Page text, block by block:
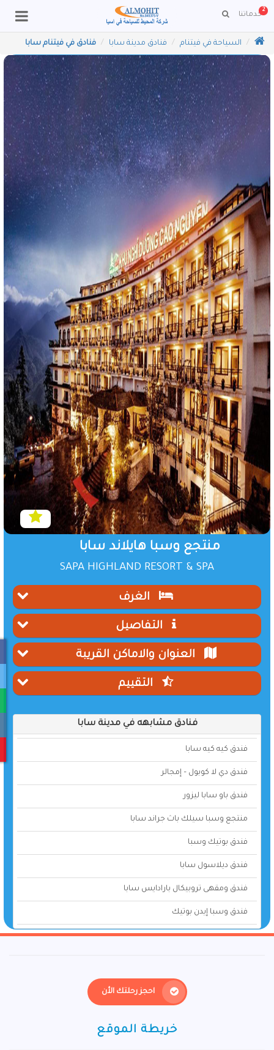
خدماتنا
2
السياحة في فيتنام فنادق مدينة سابا فنادق في فيتنام سابا
منتجع وسبا هايلاند سابا
SAPA HIGHLAND RESORT & SPA
الغرف
التفاصيل
العنوان والاماكن القريبة
التقييم
فنادق مشابهه في مدينة سابا
فندق كيه كيه سابا
فندق دي لا كوبول – إمجالر
فندق باو سابا ليزور
منتجع وسبا سيلك باث جراند سابا
فندق بوتيك وسبا
فندق ديلاسول سابا
فندق ومقهى تروبيكال بارادايس سابا
فندق وسبا إيدن بوتيك
احجز رحلتك الأن
خريطة الموقع